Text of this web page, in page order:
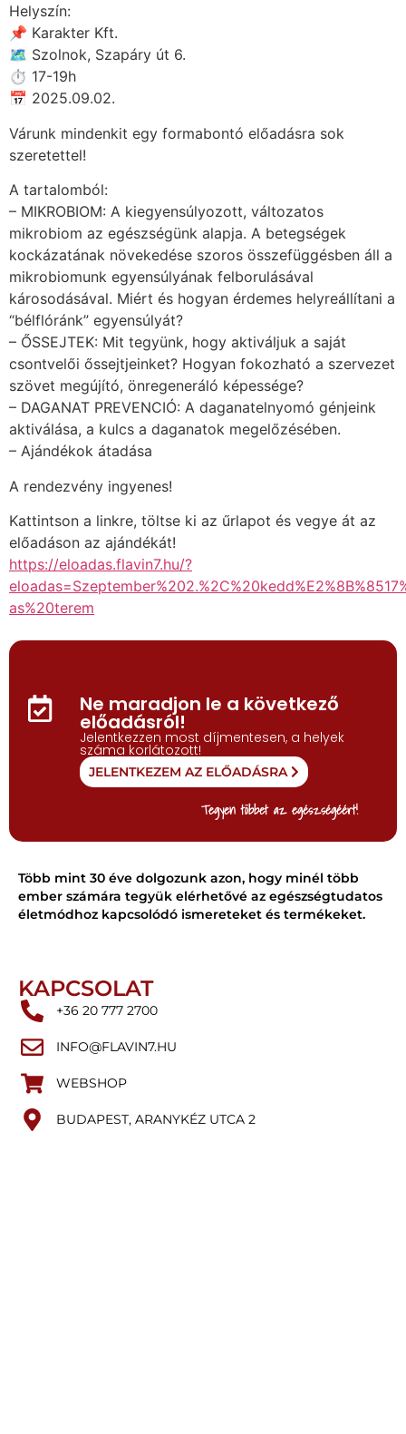
Helyszín:
📌 Karakter Kft.
🗺 Szolnok, Szapáry út 6.
⏱ 17-19h
📅 2025.09.02.
Várunk mindenkit egy formabontó előadásra sok
szeretettel!
A tartalomból:
– MIKROBIOM: A kiegyensúlyozott, változatos
mikrobiom az egészségünk alapja. A betegségek
kockázatának növekedése szoros összefüggésben áll a
mikrobiomunk egyensúlyának felborulásával
károsodásával. Miért és hogyan érdemes helyreállítani a
“bélflóránk” egyensúlyát?
– ŐSSEJTEK: Mit tegyünk, hogy aktiváljuk a saját
csontvelői őssejtjeinket? Hogyan fokozható a szervezet
szövet megújító, önregeneráló képessége?
– DAGANAT PREVENCIÓ: A daganatelnyomó génjeink
aktiválása, a kulcs a daganatok megelőzésében.
– Ajándékok átadása
A rendezvény ingyenes!
Kattintson a linkre, töltse ki az űrlapot és vegye át az
előadáson az ajándékát!
https://eloadas.flavin7.hu/?
as%20terem
Tegyen többet az egészségéért!
Ne maradjon le a következő
előadásról!
Jelentkezzen most díjmentesen, a helyek
száma korlátozott!
JELENTKEZEM AZ ELŐADÁSRA
Több mint 30 éve dolgozunk azon, hogy minél több
ember számára tegyük elérhetővé az egészségtudatos
életmódhoz kapcsolódó ismereteket és termékeket.
KAPCSOLAT
+36 20 777 2700
INFO@FLAVIN7.HU
WEBSHOP
BUDAPEST, ARANYKÉZ UTCA 2